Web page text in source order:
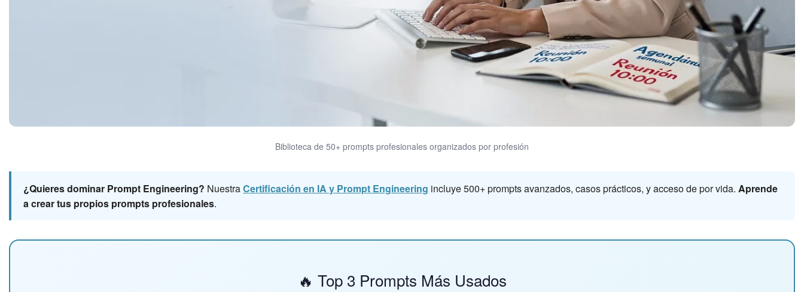
Biblioteca de 50+ prompts profesionales organizados por profesión
¿Quieres dominar Prompt Engineering? NuestraCertificación en IA y Prompt Engineering incluye 500+ prompts avanzados, casos prácticos, y acceso de por vida. Aprende
a crear tus propios prompts profesionales.
🔥 Top 3 Prompts Más Usados